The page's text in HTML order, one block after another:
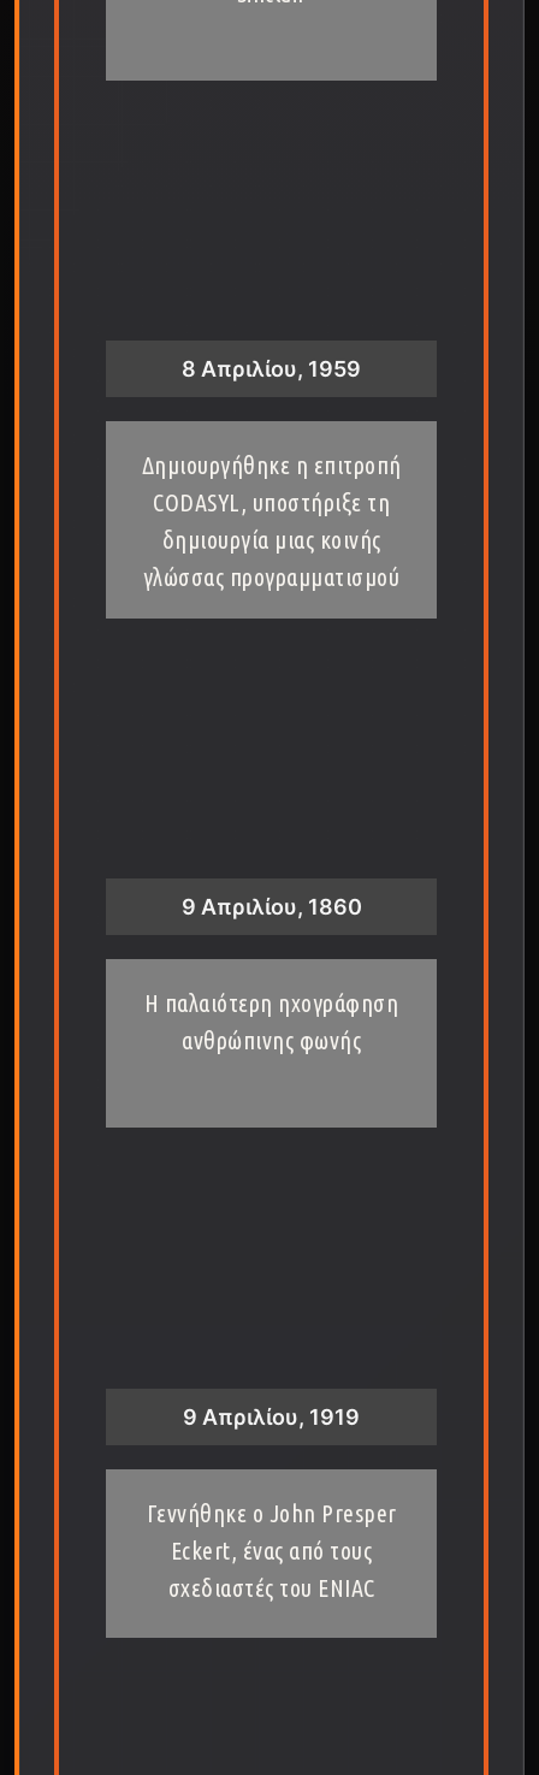
8 Απριλίου, 1959
Δημιουργήθηκε η επιτροπή
CODASYL, υποστήριξε τη
δημιουργία μιας κοινής
γλώσσας προγραμματισμού
9 Απριλίου, 1860
Η παλαιότερη ηχογράφηση
ανθρώπινης φωνής
9 Απριλίου, 1919
Γεννήθηκε ο John Presper
Eckert, ένας από τους
σχεδιαστές του ENIAC